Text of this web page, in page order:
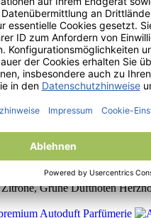
am Rückspiegel im
der jeweiligen Duftrichtung
Echte Parfümflasche›
Grüne Duftnoten